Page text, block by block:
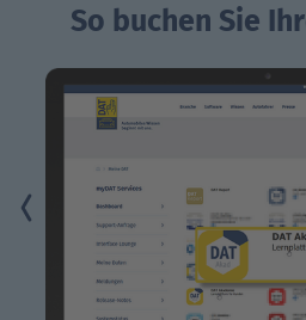
So buchen Sie